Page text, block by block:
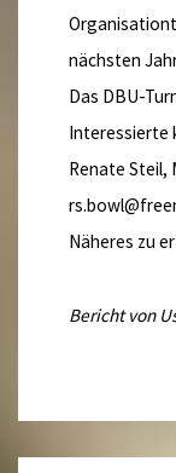
nächsten
Das DBU-
Interessierte
Renate Steil,
Näheres zu
Bericht von